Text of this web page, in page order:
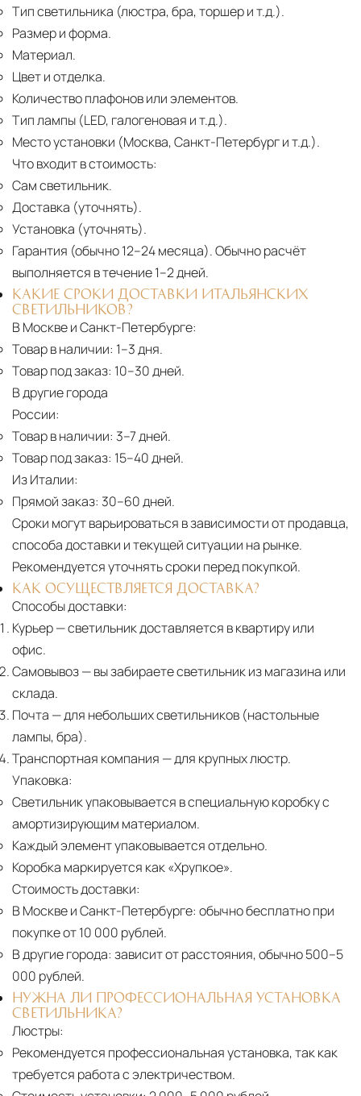
Тип светильника (люстра, бра, торшер и т.д.).
Размер и форма.
Материал.
Цвет и отделка.
Количество плафонов или элементов.
Тип лампы (LED, галогеновая и т.д.).
Место установки (Москва, Санкт-Петербург и т.д.).
Что входит в стоимость:
Сам светильник.
Доставка (уточнять).
Установка (уточнять).
Гарантия (обычно 12–24 месяца).Обычно расчёт
выполняется в течение 1–2 дней.
КАКИЕ СРОКИ ДОСТАВКИ ИТАЛЬЯНСКИХ
СВЕТИЛЬНИКОВ?
В Москве и Санкт-Петербурге:
Товар в наличии: 1–3 дня.
Товар под заказ: 10–30 дней.
В другие города
России:
Товар в наличии: 3–7 дней.
Товар под заказ: 15–40 дней.
Из Италии:
Прямой заказ: 30–60 дней.
Сроки могут варьироваться в зависимости от продавца,
способа доставки и текущей ситуации на рынке.
Рекомендуется уточнять сроки перед покупкой.
КАК ОСУЩЕСТВЛЯЕТСЯ ДОСТАВКА?
Способы доставки:
Курьер— светильник доставляется в квартиру или
офис.
Самовывоз— вы забираете светильник из магазина или
склада.
Почта — для небольших светильников (настольные
лампы, бра).
Транспортная компания — для крупных люстр.
Упаковка:
Светильник упаковывается в специальную коробку с
амортизирующим материалом.
Каждый элемент упаковывается отдельно.
Коробка маркируется как «Хрупкое».
Стоимость доставки:
В Москве и Санкт-Петербурге: обычно бесплатно при
покупке от 10 000 рублей.
В другие города: зависит от расстояния, обычно 500–5
000 рублей.
НУЖНА ЛИ ПРОФЕССИОНАЛЬНАЯ УСТАНОВКА
СВЕТИЛЬНИКА?
Люстры:
Рекомендуется профессиональная установка, так как
требуется работа с электричеством.